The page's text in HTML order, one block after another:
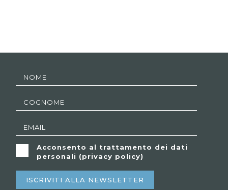
Acconsento al trattamento dei dati
personali (privacy policy)
ISCRIVITI ALLA NEWSLETTER